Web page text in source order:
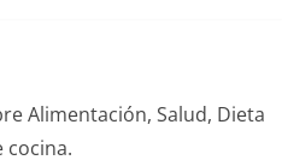
Alimentación, Salud, Dieta
cocina.